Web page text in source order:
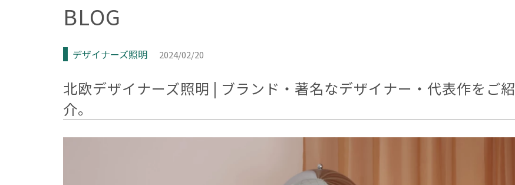
BLOG
デザイナーズ照明 2024/02/20
北欧デザイナーズ照明 | ブランド・著名なデザイナー・代表作をご紹
介。